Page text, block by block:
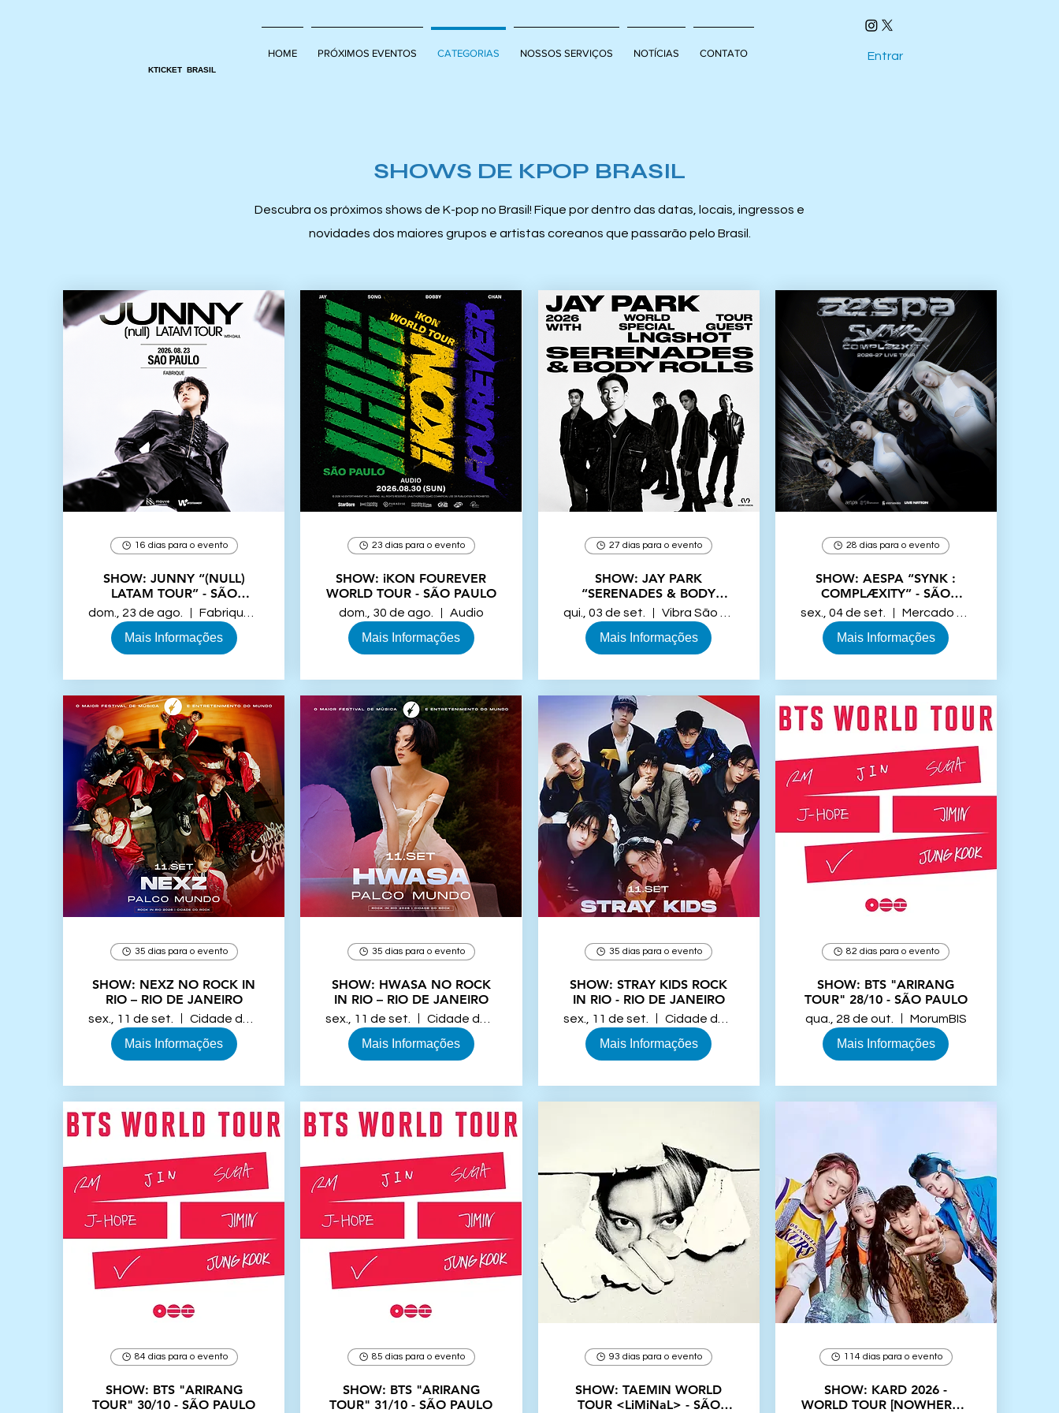
KTICKET BRASIL
HOME PRÓXIMOS EVENTOS CATEGORIAS NOSSOS SERVIÇOS NOTÍCIAS CONTATO Entrar
SHOWS DE KPOP BRASIL
Descubra os próximos shows de K-pop no Brasil! Fique por dentro das datas, locais, ingressos e
novidades dos maiores grupos e artistas coreanos que passarão pelo Brasil.
16 dias para o evento
SHOW: JUNNY “(NULL)
LATAM TOUR” - SÃO
PAULO.
dom., 23 de ago. Fabrique Club
Mais Informações
23 dias para o evento
SHOW: iKON FOUREVER
WORLD TOUR - SÃO PAULO
dom., 30 de ago. Audio
Mais Informações
27 dias para o evento
SHOW: JAY PARK
“SERENADES & BODY
ROLLS” - SÃO PAULO
qui., 03 de set. Vibra São Paulo
Mais Informações
28 dias para o evento
SHOW: AESPA “SYNK :
COMPLÆXITY” - SÃO
PAULO
sex., 04 de set. Mercado Livre Arena Pacaembu
Mais Informações
35 dias para o evento
SHOW: NEXZ NO ROCK IN
RIO – RIO DE JANEIRO
sex., 11 de set.
Mais Informações
35 dias para o evento
SHOW: HWASA NO ROCK
IN RIO – RIO DE JANEIRO
sex., 11 de set.
Mais Informações
35 dias para o evento
SHOW: STRAY KIDS ROCK
IN RIO - RIO DE JANEIRO
sex., 11 de set.
Mais Informações
82 dias para o evento
SHOW: BTS "ARIRANG
TOUR" 28/10 - SÃO PAULO
qua., 28 de out. MorumBIS
Mais Informações
84 dias para o evento
SHOW: BTS "ARIRANG
TOUR" 30/10 - SÃO PAULO
85 dias para o evento
SHOW: BTS "ARIRANG
TOUR" 31/10 - SÃO PAULO
93 dias para o evento
SHOW: TAEMIN WORLD
TOUR <LiMiNaL> - SÃO
114 dias para o evento
SHOW: KARD 2026 -
WORLD TOUR [NOWHERE] -